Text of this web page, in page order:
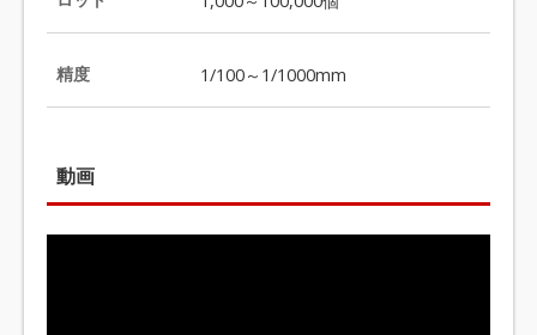
精度 1/100～1/1000mm
動画